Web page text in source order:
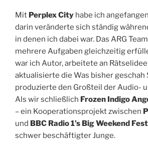
Mit Perplex City habe ich
darin veränderte sich ständig
in denen ich dabei war. Das ARG
mehrere Aufgaben gleichzeitig
war ich Autor, arbeitete an
aktualisierte die Was bisher geschah
produzierte den Großteil der Audio-
Als wir schließlich Frozen Indigo
– ein Kooperationsprojekt zwischen
und BBC Radio 1’s Big Weekend
schwer beschäftigter Junge.